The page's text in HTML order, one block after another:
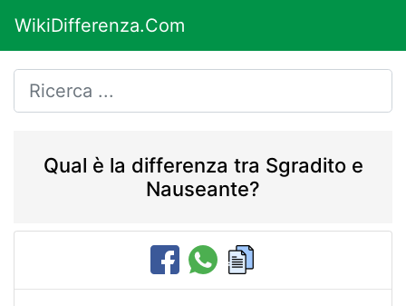
WikiDifferenza.Com
Qual è la differenza tra Sgradito e
Nauseante?